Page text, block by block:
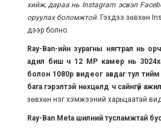
хийж, дараа нь Instagram эсвэл
оруулах боломжтой.Гэхдээ зөвхөн
дээр болно.
Ray-Ban-ийн зурагны нягтрал нь
адил биш ч 12 MP камер нь
болон 1080p видеог авдаг тул
бага гэрэлтэй нөхцөлд ч сайнгүй
зөвхөн нэг хэмжээний харьцаатай
Ray-Ban Meta шилний тусламжтай